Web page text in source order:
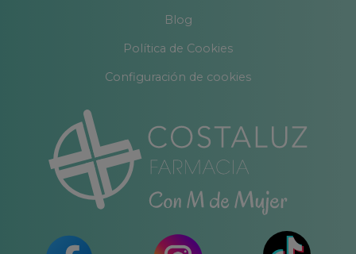
Blog
Política de Cookies
Configuración de cookies